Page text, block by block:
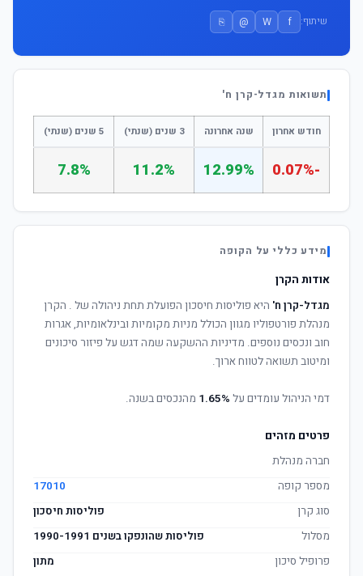
שיתוף: f
W
@
⎘
תשואות מגדל-קרן ח'
חודש אחרון שנה אחרונה 3 שנים (שנתי) 5 שנים (שנתי)
-0.07%
12.99%
11.2%
7.8%
מידע כללי על הקופה
אודות הקרן
מגדל-קרן ח' היא פוליסות חיסכון הפועלת תחת ניהולה של . הקרן
מנהלת פורטפוליו מגוון הכולל מניות מקומיות ובינלאומיות, אגרות
חוב ונכסים נוספים. מדיניות ההשקעה שמה דגש על פיזור סיכונים
ומיטוב תשואה לטווח ארוך.
דמי הניהול עומדים על 1.65% מהנכסים בשנה.
פרטים מזהים
חברה מנהלת
מספר קופה
17010
סוג קרן
פוליסות חיסכון
מסלול
פוליסות שהונפקו בשנים 1990-1991
פרופיל סיכון
מתון